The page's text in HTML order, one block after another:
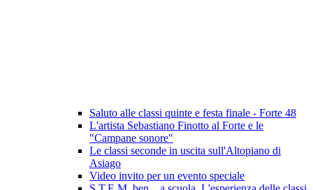
Saluto alle classi quinte e festa finale - Forte 48
L'artista Sebastiano Finotto al Forte e le
"Campane sonore"
Le classi seconde in uscita sull'Altopiano di
Asiago
Video invito per un evento speciale